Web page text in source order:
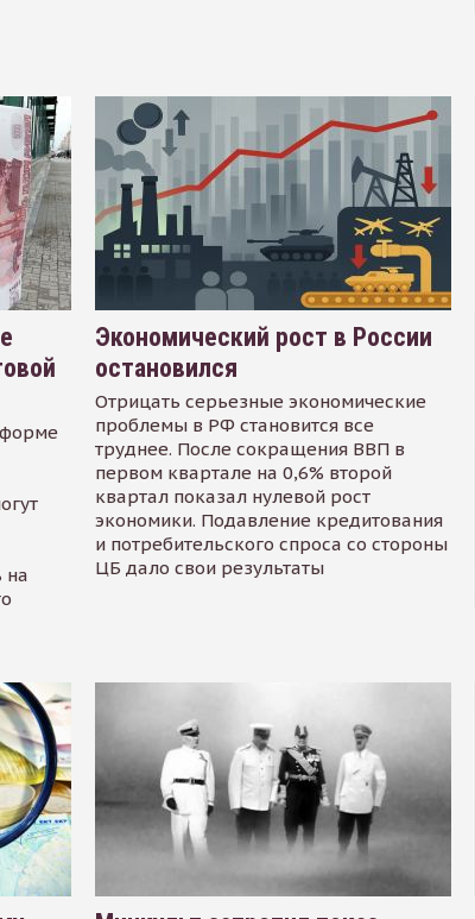
на
Экономический рост в России
остановился
Отрицать серьезные экономические
проблемы в РФ становится все
труднее. После сокращения ВВП в
первом квартале на 0,6% второй
квартал показал нулевой рост
экономики. Подавление кредитования
и потребительского спроса со стороны
ЦБ дало свои результаты